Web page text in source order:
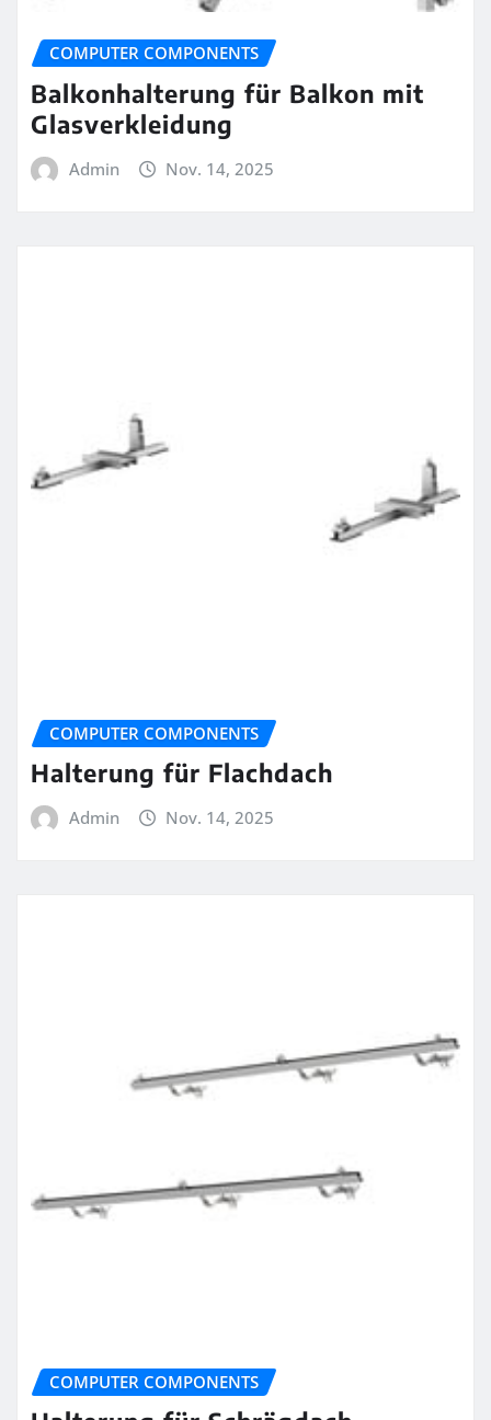
COMPUTER COMPONENTS
Balkonhalterung für Balkon mit
Glasverkleidung
Admin Nov. 14, 2025
COMPUTER COMPONENTS
Halterung für Flachdach
Admin Nov. 14, 2025
COMPUTER COMPONENTS